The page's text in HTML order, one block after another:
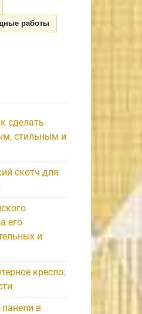
работы
сделать
стильным и
скотч для
его
и
кресло:
в